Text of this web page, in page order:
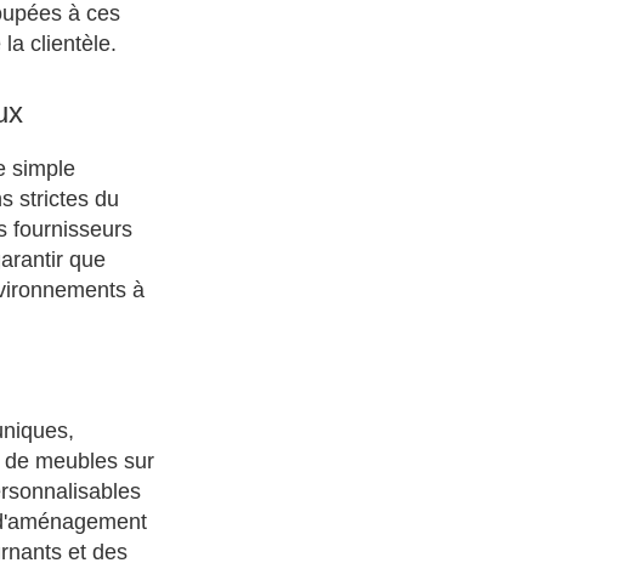
à ces
clientèle.
simple
strictes du
fournisseurs
que
à
meubles sur
et des